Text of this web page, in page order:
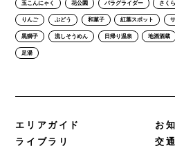
玉こんにゃく 花公園 パラグライダー さく
りんご ぶどう 和菓子 紅葉スポット
黒獅子 流しそうめん 日帰り温泉 地酒酒蔵
足湯
エリアガイド
ライブラリ
お
交